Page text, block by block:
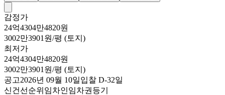
감정가
24억4304만4820원
3002만3901원/평 (토지)
최저가
24억4304만4820원
3002만3901원/평 (토지)
공고2026년 09월 10일입찰 D-32일
신건 선순위임차인임차권등기